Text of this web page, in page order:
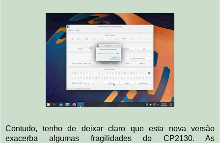
Contudo, tenho de deixar claro que esta nova versão
exacerba algumas fragilidades do CP2130. As